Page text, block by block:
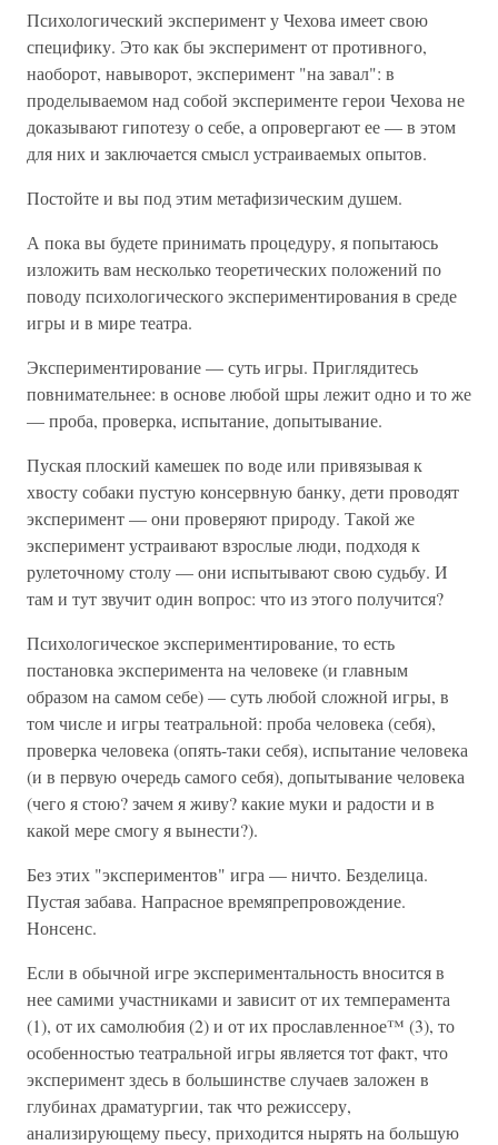
Психологический эксперимент у Чехова имеет свою
специфику. Это как бы эксперимент от противного,
наоборот, навыворот, эксперимент "на завал": в
проделываемом над собой эксперименте герои Чехова не
доказывают гипотезу о себе, а опровергают ее — в этом
для них и заключается смысл устраиваемых опытов.
Постойте и вы под этим метафизическим душем.
А пока вы будете принимать процедуру, я попытаюсь
изложить вам несколько теоретических положений по
поводу психологического экспериментирования в среде
игры и в мире театра.
Экспериментирование — суть игры. Приглядитесь
повнимательнее: в основе любой шры лежит одно и то же
— проба, проверка, испытание, допытывание.
Пуская плоский камешек по воде или привязывая к
хвосту собаки пустую консервную банку, дети проводят
эксперимент — они проверяют природу. Такой же
эксперимент устраивают взрослые люди, подходя к
рулеточному столу — они испытывают свою судьбу. И
там и тут звучит один вопрос: что из этого получится?
Психологическое экспериментирование, то есть
постановка эксперимента на человеке (и главным
образом на самом себе) — суть любой сложной игры, в
том числе и игры театральной: проба человека (себя),
проверка человека (опять-таки себя), испытание человека
(и в первую очередь самого себя), допытывание человека
(чего я стою? зачем я живу? какие муки и радости и в
какой мере смогу я вынести?).
Без этих "экспериментов" игра — ничто. Безделица.
Пустая забава. Напрасное времяпрепровождение.
Нонсенс.
Если в обычной игре экспериментальность вносится в
нее самими участниками и зависит от их темперамента
(1), от их самолюбия (2) и от их прославленное™ (3), то
особенностью театральной игры является тот факт, что
эксперимент здесь в большинстве случаев заложен в
глубинах драматургии, так что режиссеру,
анализирующему пьесу, приходится нырять на большую